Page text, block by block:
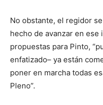
No obstante, el regidor
hecho de avanzar en
propuestas para Pinto,
enfatizado– ya están
poner en marcha todas
Pleno”.